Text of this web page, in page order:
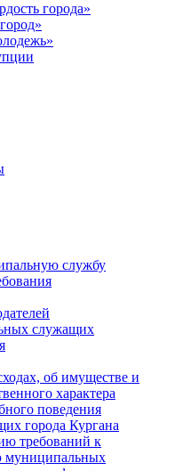
города»
службу
служащих
об имуществе и
характера
поведения
города Кургана
требований к
муниципальных